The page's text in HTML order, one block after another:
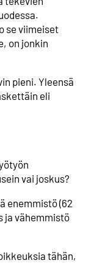
se viimeiset
on jonkin
pieni. Yleensä
eli
vai joskus?
enemmistö (62
ja vähemmistö
tähän,